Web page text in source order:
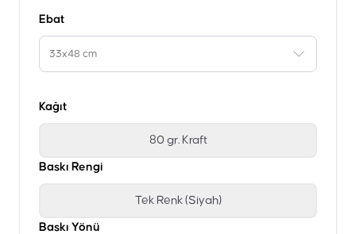
Kağıt
80 gr. Kraft
Baskı Rengi
Tek Renk (Siyah)
Baskı Yönü
Ebat
33x48 cm